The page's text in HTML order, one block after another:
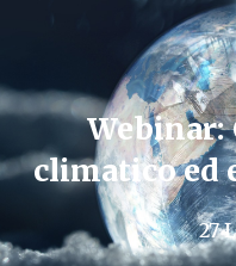
Webinar:
climatico ed
27